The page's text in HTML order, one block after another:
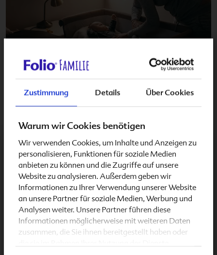
Zustimmung Details Über Cookies
Warum wir Cookies benötigen
Wir verwenden Cookies, um Inhalte und Anzeigen zu
personalisieren, Funktionen für soziale Medien
anbieten zu können und die Zugriffe auf unsere
Website zu analysieren. Außerdem geben wir
Informationen zu Ihrer Verwendung unserer Website
an unsere Partner für soziale Medien, Werbung und
Analysen weiter. Unsere Partner führen diese
Informationen möglicherweise mit weiteren Daten
zusammen, die Sie ihnen bereitgestellt haben oder
BLOG > BABYGLÜCK
Tipps für Schlafprobleme bei deinem
Baby
Dein Baby will irgendwie nicht so recht schlafen?
Dann probiere unsere Tipps für Schlafprobleme beim
Baby aus! Schwangerschaft & Stillzeit